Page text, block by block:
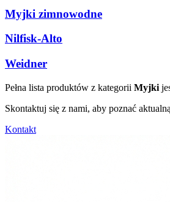
Myjki zimnowodne
Nilfisk-Alto
Weidner
Pełna lista produktów z kategorii Myjki
Skontaktuj się z nami, aby poznać
Kontakt